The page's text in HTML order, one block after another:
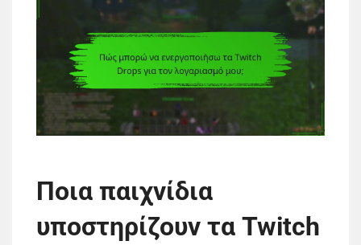
Ποια παιχνίδια
υποστηρίζουν τα Twitch